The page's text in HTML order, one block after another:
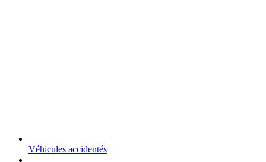
Véhicules accidentés